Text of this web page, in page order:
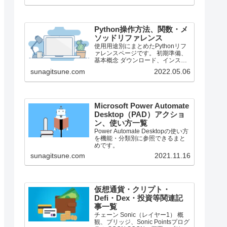
で、それより前のバージョンにつ
Python操作方法、関数・メ
ソッドリファレンス
使用用途別にまとめたPythonリフ
ァレンスページです。 初期準備、
基本概念 ダウンロード、インスト
ール、起動 ShellとEditor、保存、
実行 保存したPythonの起動 コメン
ト、docstring、行またぎ コメン
sunagitsune.com 2022.05.06
Microsoft Power Automate
Desktop（PAD）アクショ
ン、使い方一覧
Power Automate Desktopの使い方
を機能・分類別に参照できるまと
めです。
sunagitsune.com 2021.11.16
仮想通貨・クリプト・
Defi・Dex・投資等関連記
事一覧
チェーン Sonic（レイヤー1） 概
観、ブリッジ、Sonic Pointsプログ